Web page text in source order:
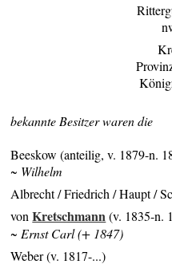
bekannte Besitzer waren die
Beeskow (anteilig, v. 1879-n.
~ Wilhelm
Albrecht / Friedrich / Haupt /
vonKretschmann(v. 1835-n.
~ Ernst Carl (+ 1847)
Weber (v. 1817-...)